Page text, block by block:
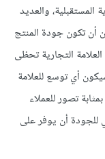
المستقبلية، والعديد
أن تكون جودة المنتج
التجارية تحظى
أي توسع للعلامة
تصور للعملاء
للجودة أن يوفر على